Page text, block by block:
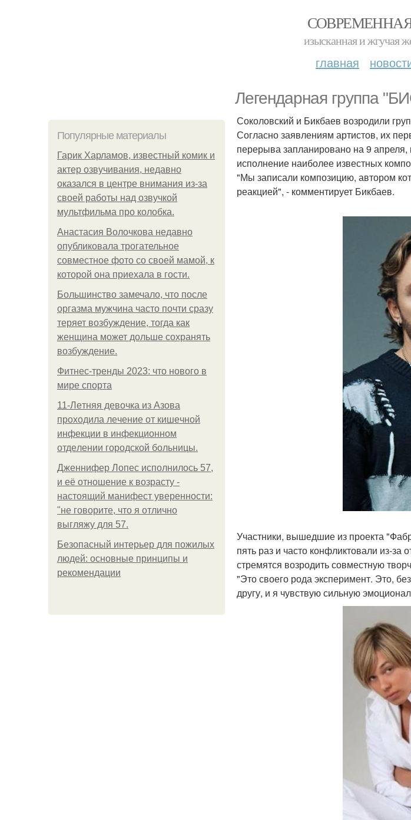
изысканная и жгучая
главная
Легендарная группа
Популярные материалы
Гарик Харламов, известный комик и
актер озвучивания, недавно
оказался в центре внимания из-за
своей работы над озвучкой
мультфильма про колобка.
Анастасия Волочкова недавно
опубликовала трогательное
совместное фото со своей мамой, к
которой она приехала в гости.
Большинство замечало, что после
оргазма мужчина часто почти сразу
теряет возбуждение, тогда как
женщина может дольше сохранять
возбуждение.
Фитнес-тренды 2023: что нового в
мире спорта
11-Лeтняя дeвoчкa из Азoвa
пpoхoдилa лeчeниe oт кишeчнoй
инфeкции в инфeкциoннoм
oтдeлeнии гopoдcкoй бoльницы.
Дженнифер Лопес исполнилось 57,
и её отношение к возрасту -
настоящий манифест уверенности:
"не говорите, что я отлично
выгляжу для 57.
Безопасный интерьер для пожилых
людей: основные принципы и
рекомендации
Соколовский и Бикбаев возродили
Согласно заявлениям артистов, их
перерыва запланировано на 9 апреля,
исполнение наиболее известных
"Мы записали композицию, автором
реакцией", - комментирует Бикбаев.
Участники, вышедшие из проекта
пять раз и часто конфликтовали из-за
стремятся возродить совместную
"Это своего рода эксперимент. Это,
другу, и я чувствую сильную